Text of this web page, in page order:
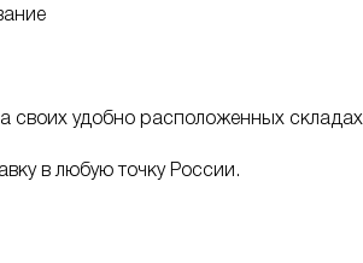
своих удобно расположенных складах
в любую точку России.